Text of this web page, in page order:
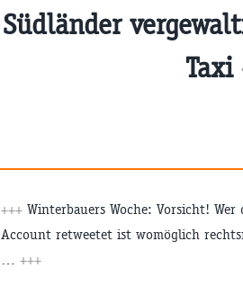
Südländer
Taxi
+++ Winterbauers Woche: Vorsicht! Wer
Account retweetet ist womöglich
… +++